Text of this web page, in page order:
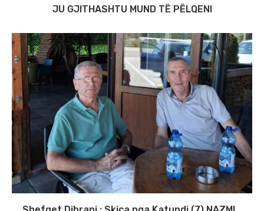
JU GJITHASHTU MUND TË PËLQENI